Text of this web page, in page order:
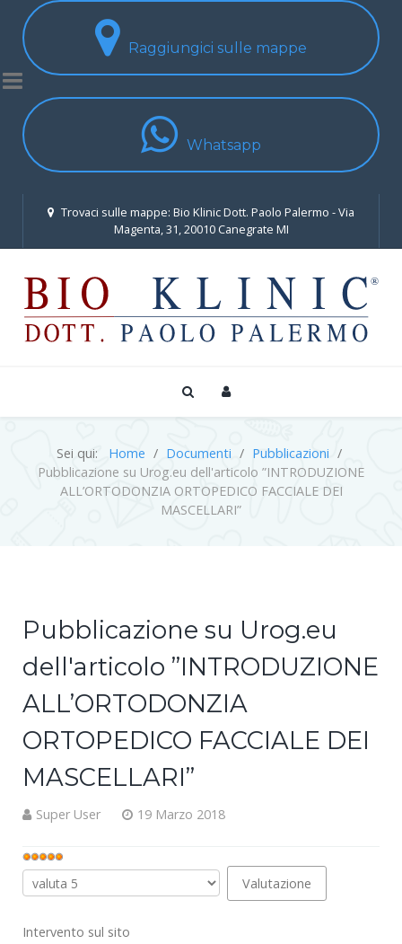
Raggiungici sulle mappe
Whatsapp
Trovaci sulle mappe: Bio Klinic Dott. Paolo Palermo - Via
Magenta, 31, 20010 Canegrate MI
Sei qui: Home Documenti
Pubblicazioni
Pubblicazione su Urog.eu dell'articolo ”INTRODUZIONE
ALL’ORTODONZIA ORTOPEDICO FACCIALE DEI
MASCELLARI”
Pubblicazione su Urog.eu
dell'articolo ”INTRODUZIONE
ALL’ORTODONZIA
ORTOPEDICO FACCIALE DEI
MASCELLARI”
Super User 19 Marzo 2018
Valutazione
attuale:5/5
Valuta
Intervento sul sito